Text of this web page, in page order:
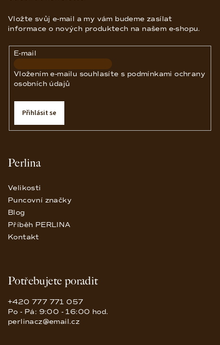
Vložte svůj e-mail a my vám budeme zasílat
informace o nových produktech na našem e-shopu.
E-mail
Vložením e-mailu souhlasíte s podmínkami ochrany
osobních údajů
Přihlásit se
Perlina
Velikosti
Puncovní značky
Blog
Příběh PERLINA
Kontakt
Potřebujete poradit
+420 777 771 057
Po - Pá: 9:00 - 16:00 hod.
perlinacz@email.cz